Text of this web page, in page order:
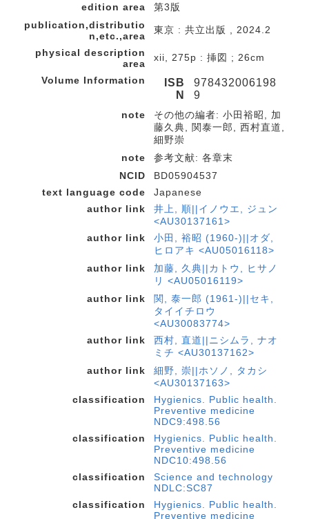
edition area
第3版
publication,distributio
n,etc.,area
東京 : 共立出版 , 2024.2
physical description
area
xii, 275p : 挿図 ; 26cm
Volume Information
ISB
N
978432006198
9
note
その他の編者: 小田裕昭, 加
藤久典, 関泰一郎, 西村直道,
細野崇
note
参考文献: 各章末
NCID
BD05904537
text language code
Japanese
author link
井上, 順||イノウエ, ジュン
<AU30137161>
author link
小田, 裕昭 (1960-)||オダ,
ヒロアキ <AU05016118>
author link
加藤, 久典||カトウ, ヒサノ
リ <AU05016119>
author link
関, 泰一郎 (1961-)||セキ,
タイイチロウ
<AU30083774>
author link
西村, 直道||ニシムラ, ナオ
ミチ <AU30137162>
author link
細野, 崇||ホソノ, タカシ
<AU30137163>
classification
Hygienics. Public health.
Preventive medicine
NDC9:498.56
classification
Hygienics. Public health.
Preventive medicine
NDC10:498.56
classification
Science and technology
NDLC:SC87
classification
Hygienics. Public health.
Preventive medicine